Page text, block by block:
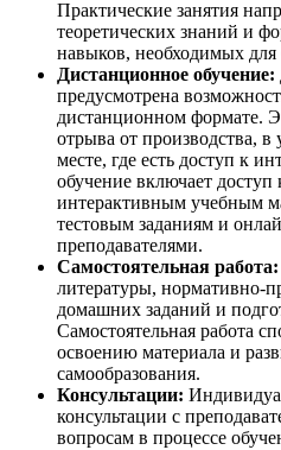
Практические занятия
теоретических знаний и
навыков, необходимых для
Дистанционное обучение:
предусмотрена
дистанционном формате.
отрыва от производства,
месте, где есть доступ к
обучение включает
интерактивным учебным
тестовым заданиям и
преподавателями.
Самостоятельная работа:
литературы, нормативно-
домашних заданий и
Самостоятельная работа
освоению материала и
самообразования.
Консультации:
консультации с
вопросам в процессе